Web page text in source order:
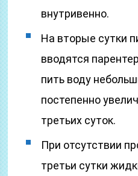
внутривенно.
На вторые сутки
вводятся
пить воду
постепенно
третьих суток.
При отсутствии
третьи сутки